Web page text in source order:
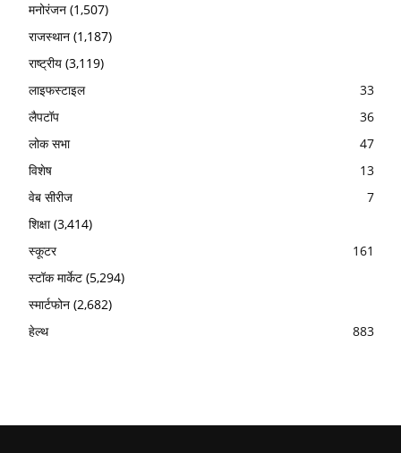
मनोरंजन (1,507)
राजस्थान (1,187)
राष्ट्रीय (3,119)
लाइफस्टाइल
33
लैपटॉप
36
लोक सभा
47
विशेष
13
वेब सीरीज
7
शिक्षा(3,414)
स्कूटर
161
स्टॉक मार्केट (5,294)
स्मार्टफोन (2,682)
हेल्थ
883